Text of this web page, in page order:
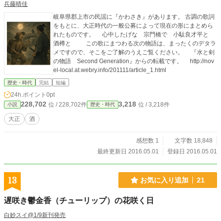
兵藤晴佳
岐阜県郡上市の民謡に『かわさき』があります。 古調の歌詞
をもとに、大正時代の一般公募によって現在の形にまとめら
れたものです。 心中したげな 宗門橋で 小駄良才平と
酒樽と この歌にまつわる次の物語は、まったくのデタラ
メですので、そこをご了解のうえご覧ください。 『水と剣
の物語 Second Generation』からの転載です。 http://nov
el-local.at.webry.info/201111/article_1.html
歴史・時代 完結 短編
24h.ポイント 0pt
小説 228,702 位 / 228,702件 歴史・時代 3,218 位 / 3,218件
大正 酒
感想数 1
文字数 18,848
最終更新日 2016.05.01
登録日 2016.05.01
13 お気に入り追加 21
遅咲き鬱金香（チューリップ）の花咲く日
白妙スイ@1/9新刊発売